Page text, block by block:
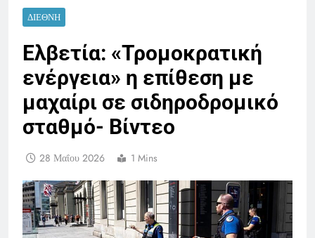
ΔΙΕΘΝΉ
Ελβετία: «Τρομοκρατική
ενέργεια» η επίθεση με
μαχαίρι σε σιδηροδρομικό
σταθμό- Βίντεο
28 Μαΐου 2026 1 Mins